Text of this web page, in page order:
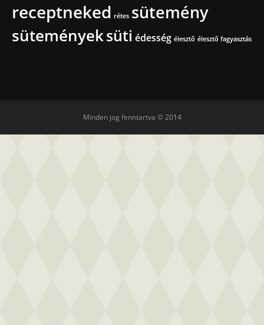
receptneked rétes sütemény
süteményeksüti édesség élesztő élesztő fagyasztás
Minden jog fenntartva © 2014